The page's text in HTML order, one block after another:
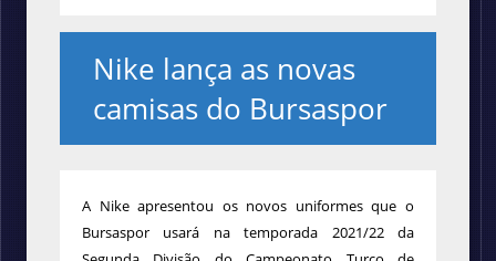
Nike lança as novas
camisas do Bursaspor
A Nike apresentou os novos uniformes que o
Bursaspor usará na temporada 2021/22 da